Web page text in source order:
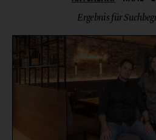
HOTEL
WIEN
Ergebnis für